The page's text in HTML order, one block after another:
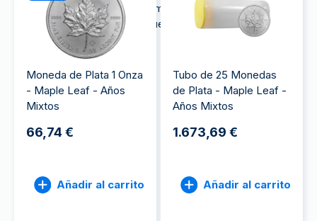
diseño emblemático, su altísimo nivel de pureza y
sus características únicas, que la diferencian de
otras monedas de plata.
Moneda de Plata 1 Onza
- Maple Leaf - Años
Mixtos
66,74 €
Añadir al carrito
Tubo de 25 Monedas
de Plata - Maple Leaf -
Años Mixtos
1.673,69 €
Añadir al carrito